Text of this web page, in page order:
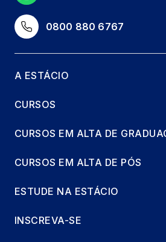
0800 880 6767
A ESTÁCIO
CURSOS
CURSOS EM ALTA DE
CURSOS EM ALTA DE PÓS
ESTUDE NA ESTÁCIO
INSCREVA-SE